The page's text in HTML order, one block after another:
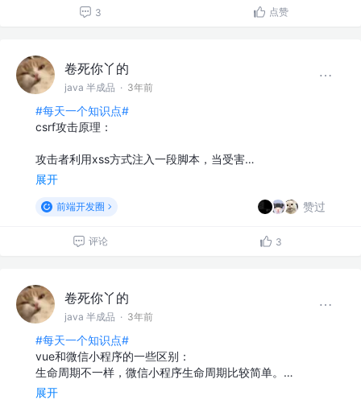
3 点赞
卷死你丫的
java 半成品 · 3年前
#每天一个知识点#
csrf攻击原理：
攻击者利用xss方式注入一段脚本，当受害…
展开
前端开发圈 赞过
评论 3
卷死你丫的
java 半成品 · 3年前
#每天一个知识点#
vue和微信小程序的一些区别：
生命周期不一样，微信小程序生命周期比较简单。…
展开